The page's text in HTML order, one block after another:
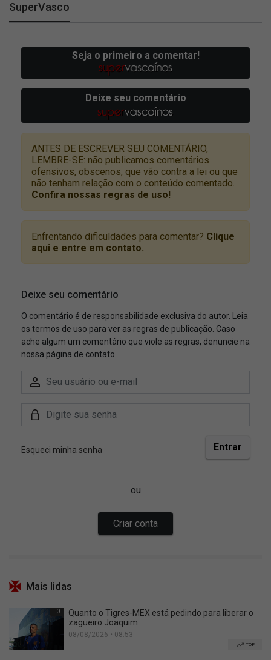
SuperVasco
Mais lidas
0
Quanto o Tigres-MEX está pedindo para liberar o
zagueiro Joaquim
08/08/2026 • 08:53
TOP